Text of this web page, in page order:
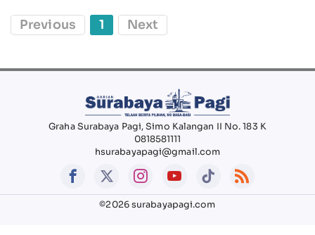
Previous 1 Next
Graha Surabaya Pagi, Simo Kalangan II No. 183 K
0818581111
hsurabayapagi@gmail.com
©2026 surabayapagi.com